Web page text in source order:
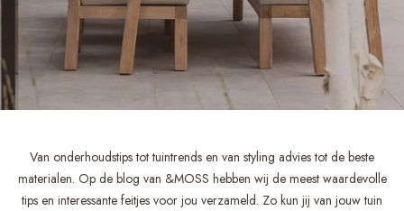
Van onderhoudstips tot tuintrends en van styling advies tot de beste
materialen. Op de blog van &MOSS hebben wij de meest waardevolle
tips en interessante feitjes voor jou verzameld. Zo kun jij van jouw tuin